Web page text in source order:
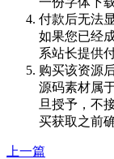
付款后无法
如果您已经
系站长提供
购买该资源
源码素材属
旦授予，不
买获取之前
上一篇